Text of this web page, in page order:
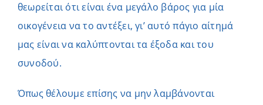
θεωρείται ότι είναι ένα μεγάλο βάρος για μία
οικογένεια να το αντέξει, γι’ αυτό πάγιο αίτημά
μας είναι να καλύπτονται τα έξοδα και του
συνοδού.
Όπως θέλουμε επίσης να μην λαμβάνονται